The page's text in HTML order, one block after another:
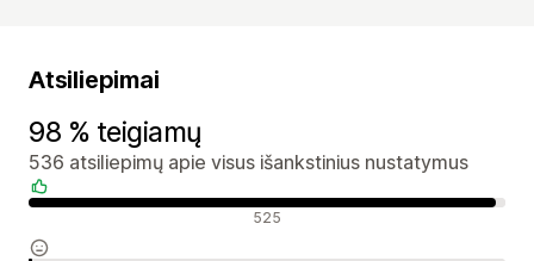
Atsiliepimai
98 % teigiamų
536 atsiliepimų apie visus išankstinius nustatymus
Teigiami atsiliepimai 525